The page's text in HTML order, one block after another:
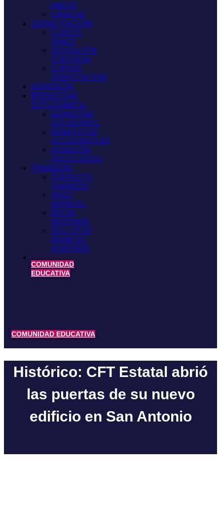
ANDES
LIMACHE
CAPACITACIÓN
CURSOS
SENCE
EDUCACIÓN
CONTINUA
CURSOS
CAPACITACIÓN
ADMISIÓN
BIENESTAR
ESTUDIANTIL
BIENESTAR
ESTUDIANTIL
BENEFICIOS
ESTUDIANTILES
ATENCIÓN
PSICOLÓGICA
FINANZAS
CONTACTO
FINANZAS
PAGO
ARANCEL
BECAS
INTERNAS
SOLICITUD
ARANCEL
AJUSTADO
COMUNIDAD
EDUCATIVA
COMUNIDAD EDUCATIVA
Histórico: CFT Estatal abrió
las puertas de su nuevo
edificio en San Antonio